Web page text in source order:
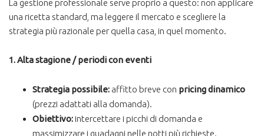
La gestione professionale serve proprio a questo: non applicare
una ricetta standard, ma leggere il mercato e scegliere la
strategia più razionale per quella casa, in quel momento.
1. Alta stagione / periodi con eventi
Strategia possibile: affitto breve con pricing dinamico
(prezzi adattati alla domanda).
Obiettivo:intercettare i picchi di domanda e
massimizzare i guadagni nelle notti più richieste.